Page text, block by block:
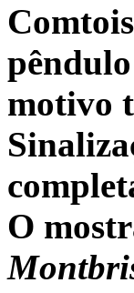
motivo
O